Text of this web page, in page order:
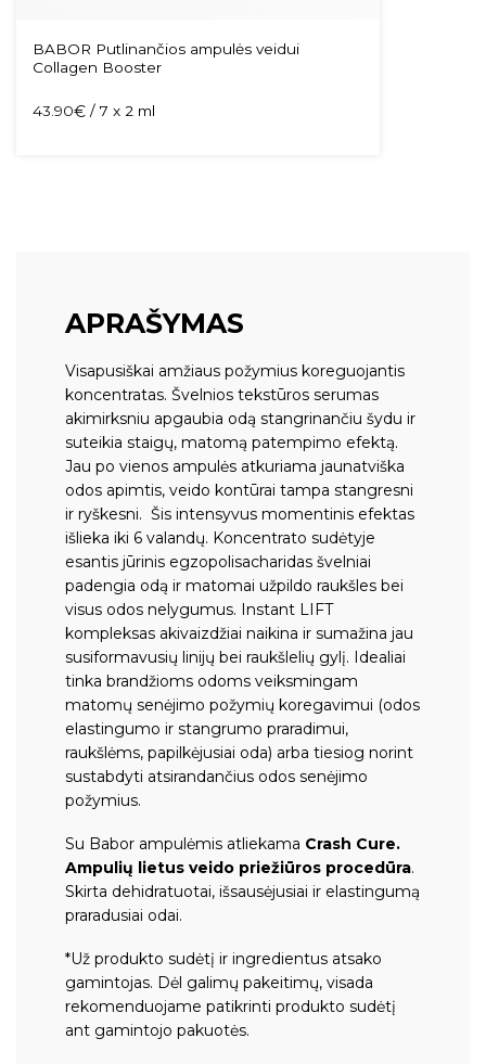
BABOR Putlinančios ampulės veidui
Collagen Booster
43.90€/ 7 x 2 ml
APRAŠYMAS
Visapusiškai amžiaus požymius koreguojantis
koncentratas. Švelnios tekstūros serumas
akimirksniu apgaubia odą stangrinančiu šydu ir
suteikia staigų, matomą patempimo efektą.
Jau po vienos ampulės atkuriama jaunatviška
odos apimtis, veido kontūrai tampa stangresni
ir ryškesni. Šis intensyvus momentinis efektas
išlieka iki 6 valandų. Koncentrato sudėtyje
esantis jūrinis egzopolisacharidas švelniai
padengia odą ir matomai užpildo raukšles bei
visus odos nelygumus. Instant LIFT
kompleksas akivaizdžiai naikina ir sumažina jau
susiformavusių linijų bei raukšlelių gylį. Idealiai
tinka brandžioms odoms veiksmingam
matomų senėjimo požymių koregavimui (odos
elastingumo ir stangrumo praradimui,
raukšlėms, papilkėjusiai oda) arba tiesiog norint
sustabdyti atsirandančius odos senėjimo
požymius.
Su Babor ampulėmis atliekama Crash Cure.
Ampulių lietus veido priežiūros procedūra.
Skirta dehidratuotai, išsausėjusiai ir elastingumą
praradusiai odai.
*Už produkto sudėtį ir ingredientus atsako
gamintojas. Dėl galimų pakeitimų, visada
rekomenduojame patikrinti produkto sudėtį
ant gamintojo pakuotės.